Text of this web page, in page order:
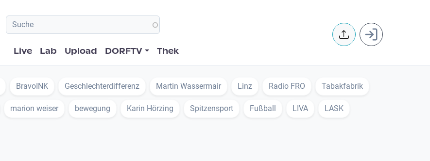
Hauptnavigation
Live Lab Upload DORFTV Thek
User
BravoINK Geschlechterdifferenz Martin Wassermair Linz Radio FRO Tabakfabrik
marion weiser bewegung Karin Hörzing Spitzensport Fußball LIVA LASK